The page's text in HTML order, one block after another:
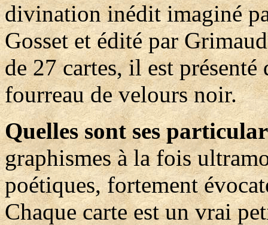
divination inédit imaginé
Gosset et édité par
de 27 cartes, il est présenté
fourreau de velours noir.
Quelles sont ses
graphismes à la fois
poétiques, fortement
Chaque carte est un vrai